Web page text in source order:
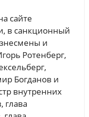
сайте
в санкционный
и
Ротенберг,
Богданов и
внутренних
глава